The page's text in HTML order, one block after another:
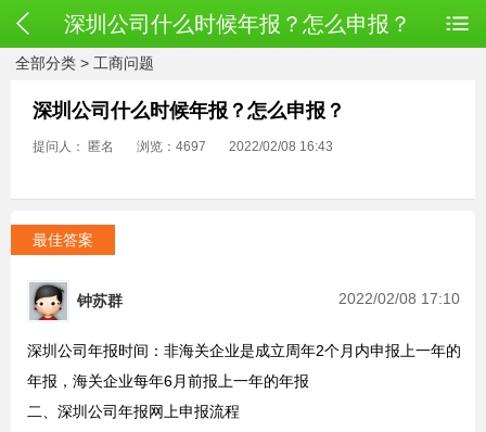
深圳公司什么时候年报？怎么申报？
全部分类 > 工商问题
深圳公司什么时候年报？怎么申报？
提问人： 匿名 浏览：4697 2022/02/08 16:43
最佳答案
钟苏群 2022/02/08 17:10
深圳公司年报时间：非海关企业是成立周年2个月内申报上一年的
年报，海关企业每年6月前报上一年的年报
二、深圳公司年报网上申报流程